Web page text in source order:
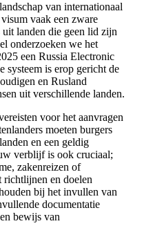
van internationaal
vaak een zware
landen die geen lid zijn
onderzoeken we het
een Russia Electronic
is erop gericht de
en Rusland
uit verschillende landen.
voor het aanvragen
moeten burgers
en een geldig
verblijf is ook cruciaal;
zakenreizen of
richtlijnen en doelen
bij het invullen van
documentatie
bewijs van